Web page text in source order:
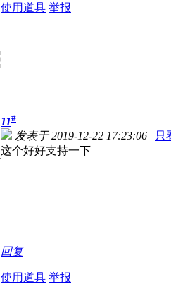
使用道具 举报
11#
发表于 2019-12-22 17:23:06 | 只
这个好好支持一下
回复
使用道具 举报